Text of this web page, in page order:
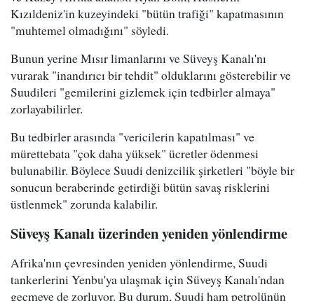
Kızıldeniz'in kuzeyindeki "bütün trafiği" kapatmasının
"muhtemel olmadığını" söyledi.
Bunun yerine Mısır limanlarını ve Süveyş Kanalı'nı
vurarak "inandırıcı bir tehdit" olduklarını gösterebilir ve
Suudileri "gemilerini gizlemek için tedbirler almaya"
zorlayabilirler.
Bu tedbirler arasında "vericilerin kapatılması" ve
mürettebata "çok daha yüksek" ücretler ödenmesi
bulunabilir. Böylece Suudi denizcilik şirketleri "böyle bir
sonucun beraberinde getirdiği bütün savaş risklerini
üstlenmek" zorunda kalabilir.
Süveyş Kanalı üzerinden yeniden yönlendirme
Afrika'nın çevresinden yeniden yönlendirme, Suudi
tankerlerini Yenbu'ya ulaşmak için Süveyş Kanalı'ndan
geçmeye de zorluyor. Bu durum, Suudi ham petrolünün